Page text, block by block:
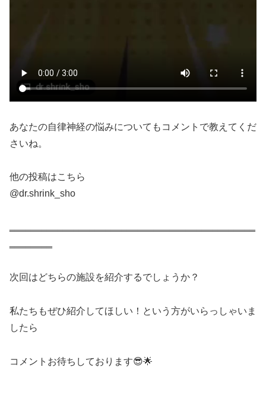
あなたの自律神経の悩みについてもコメントで教えてくだ
さいね。
他の投稿はこちら
@dr.shrink_sho
次回はどちらの施設を紹介するでしょうか？
私たちもぜひ紹介してほしい！という方がいらっしゃいま
したら
コメントお待ちしております😎🌟